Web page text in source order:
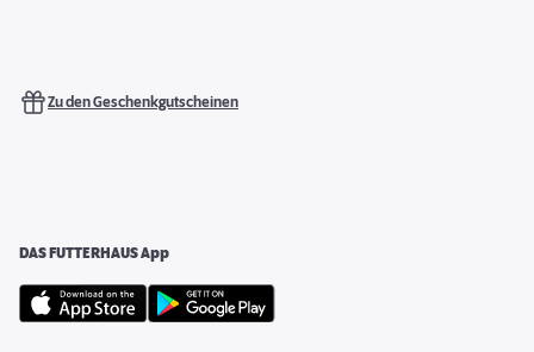
Zu den Geschenkgutscheinen
DAS FUTTERHAUS App